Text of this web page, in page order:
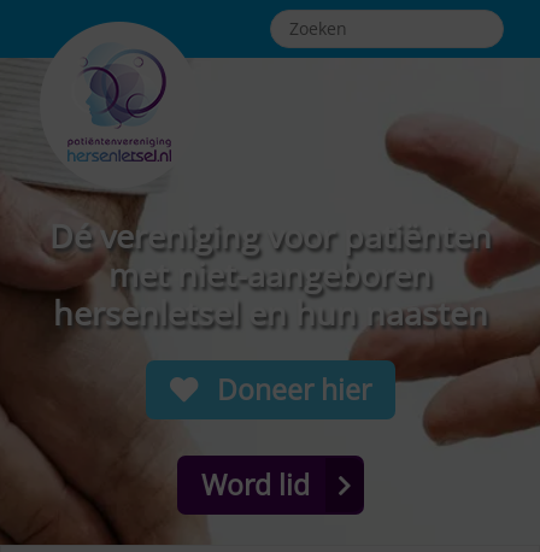
Dé vereniging voor patiënten
met niet-aangeboren
hersenletsel en hun naasten
Doneer hier
Word lid